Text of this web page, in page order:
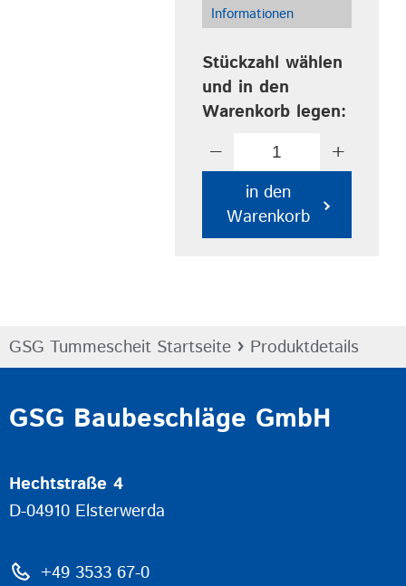
Informationen
Stückzahl wählen
und in den
Warenkorb legen:
− +
in den
Warenkorb
GSG Tummescheit Startseite › Produktdetails
GSG Baubeschläge GmbH
Hechtstraße 4
D-04910 Elsterwerda
+49 3533 67-0